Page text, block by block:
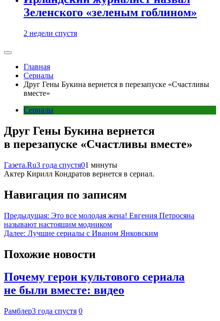
Зеленского «зеленым гоблином»
2 недели спустя
Главная
Сериалы
Друг Гены Букина вернется в перезапуске «Счастливы
вместе»
Сериалы
Друг Гены Букина вернется
в перезапуске «Счастливы вместе»
Газета.Ru3 года спустя01 минуты
Актер Кирилл Кондратов вернется в сериал.
Навигация по записям
Предыдущая: Это все молодая жена! Евгения Петросяна
называют настоящим модником
Далее: Лучшие сериалы с Иваном Янковским
Похожие новости
Почему герои культового сериала
не были вместе: видео
Рамблер3 года спустя 0